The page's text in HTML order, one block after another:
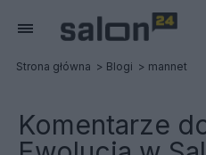
Strona główna Blogi mannet
Komentarze